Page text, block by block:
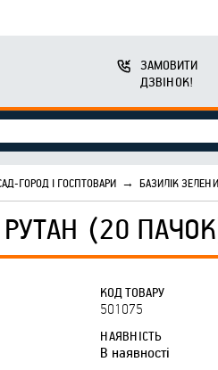
ЗАМОВИТИ
ДЗВІНОК!
ГОРОД І ГОСПТОВАРИ → БАЗИЛІК
(20
КОД ТОВАРУ
501075
НАЯВНІСТЬ
В наявності